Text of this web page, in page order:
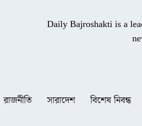
Daily Bajroshakti is a
রাজনীতি সারাদেশ বিশেষ নিবন্ধ